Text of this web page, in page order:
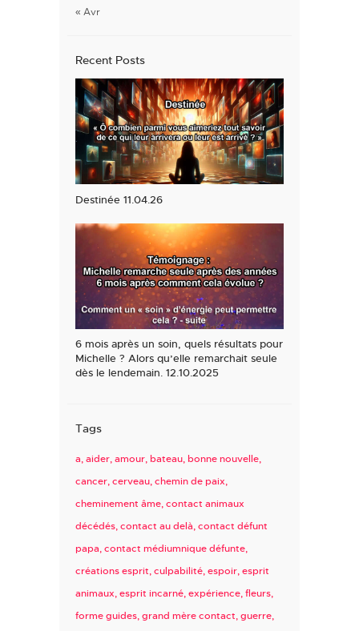
« Avr
Recent Posts
Destinée 11.04.26
6 mois après un soin, quels résultats pour
Michelle ? Alors qu’elle remarchait seule
dès le lendemain. 12.10.2025
Tags
a aider amour bateau bonne nouvelle
cancer cerveau chemin de paix
cheminement âme contact animaux
décédés contact au delà contact défunt
papa contact médiumnique défunte
créations esprit culpabilité espoir esprit
animaux esprit incarné expérience fleurs
forme guides grand mère contact guerre